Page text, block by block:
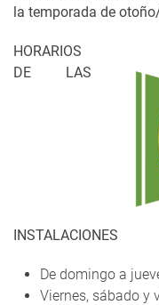
la temporada de
HORARIOS
DE LAS
INSTALACIONES
De domingo a
Viernes, sábado y